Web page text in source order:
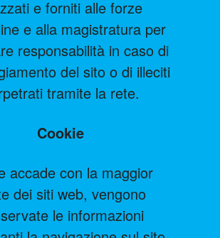
e forniti alle forze
e alla magistratura per
responsabilità in caso di
del sito o di illeciti
tramite la rete.
Cookie
accade con la maggior
dei siti web, vengono
le informazioni